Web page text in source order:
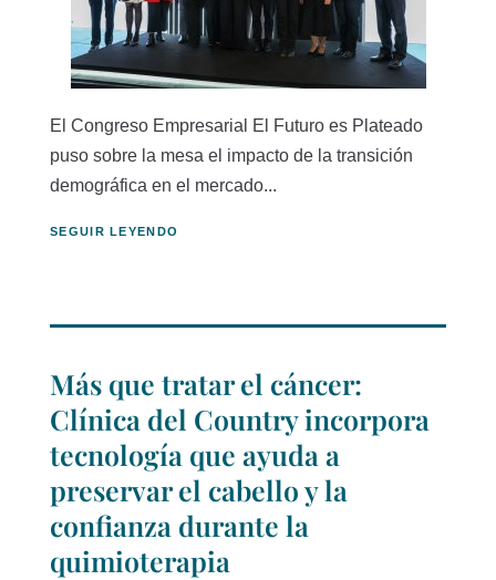
El Congreso Empresarial El Futuro es Plateado
puso sobre la mesa el impacto de la transición
demográfica en el mercado...
SEGUIR LEYENDO
Más que tratar el cáncer:
Clínica del Country incorpora
tecnología que ayuda a
preservar el cabello y la
confianza durante la
quimioterapia